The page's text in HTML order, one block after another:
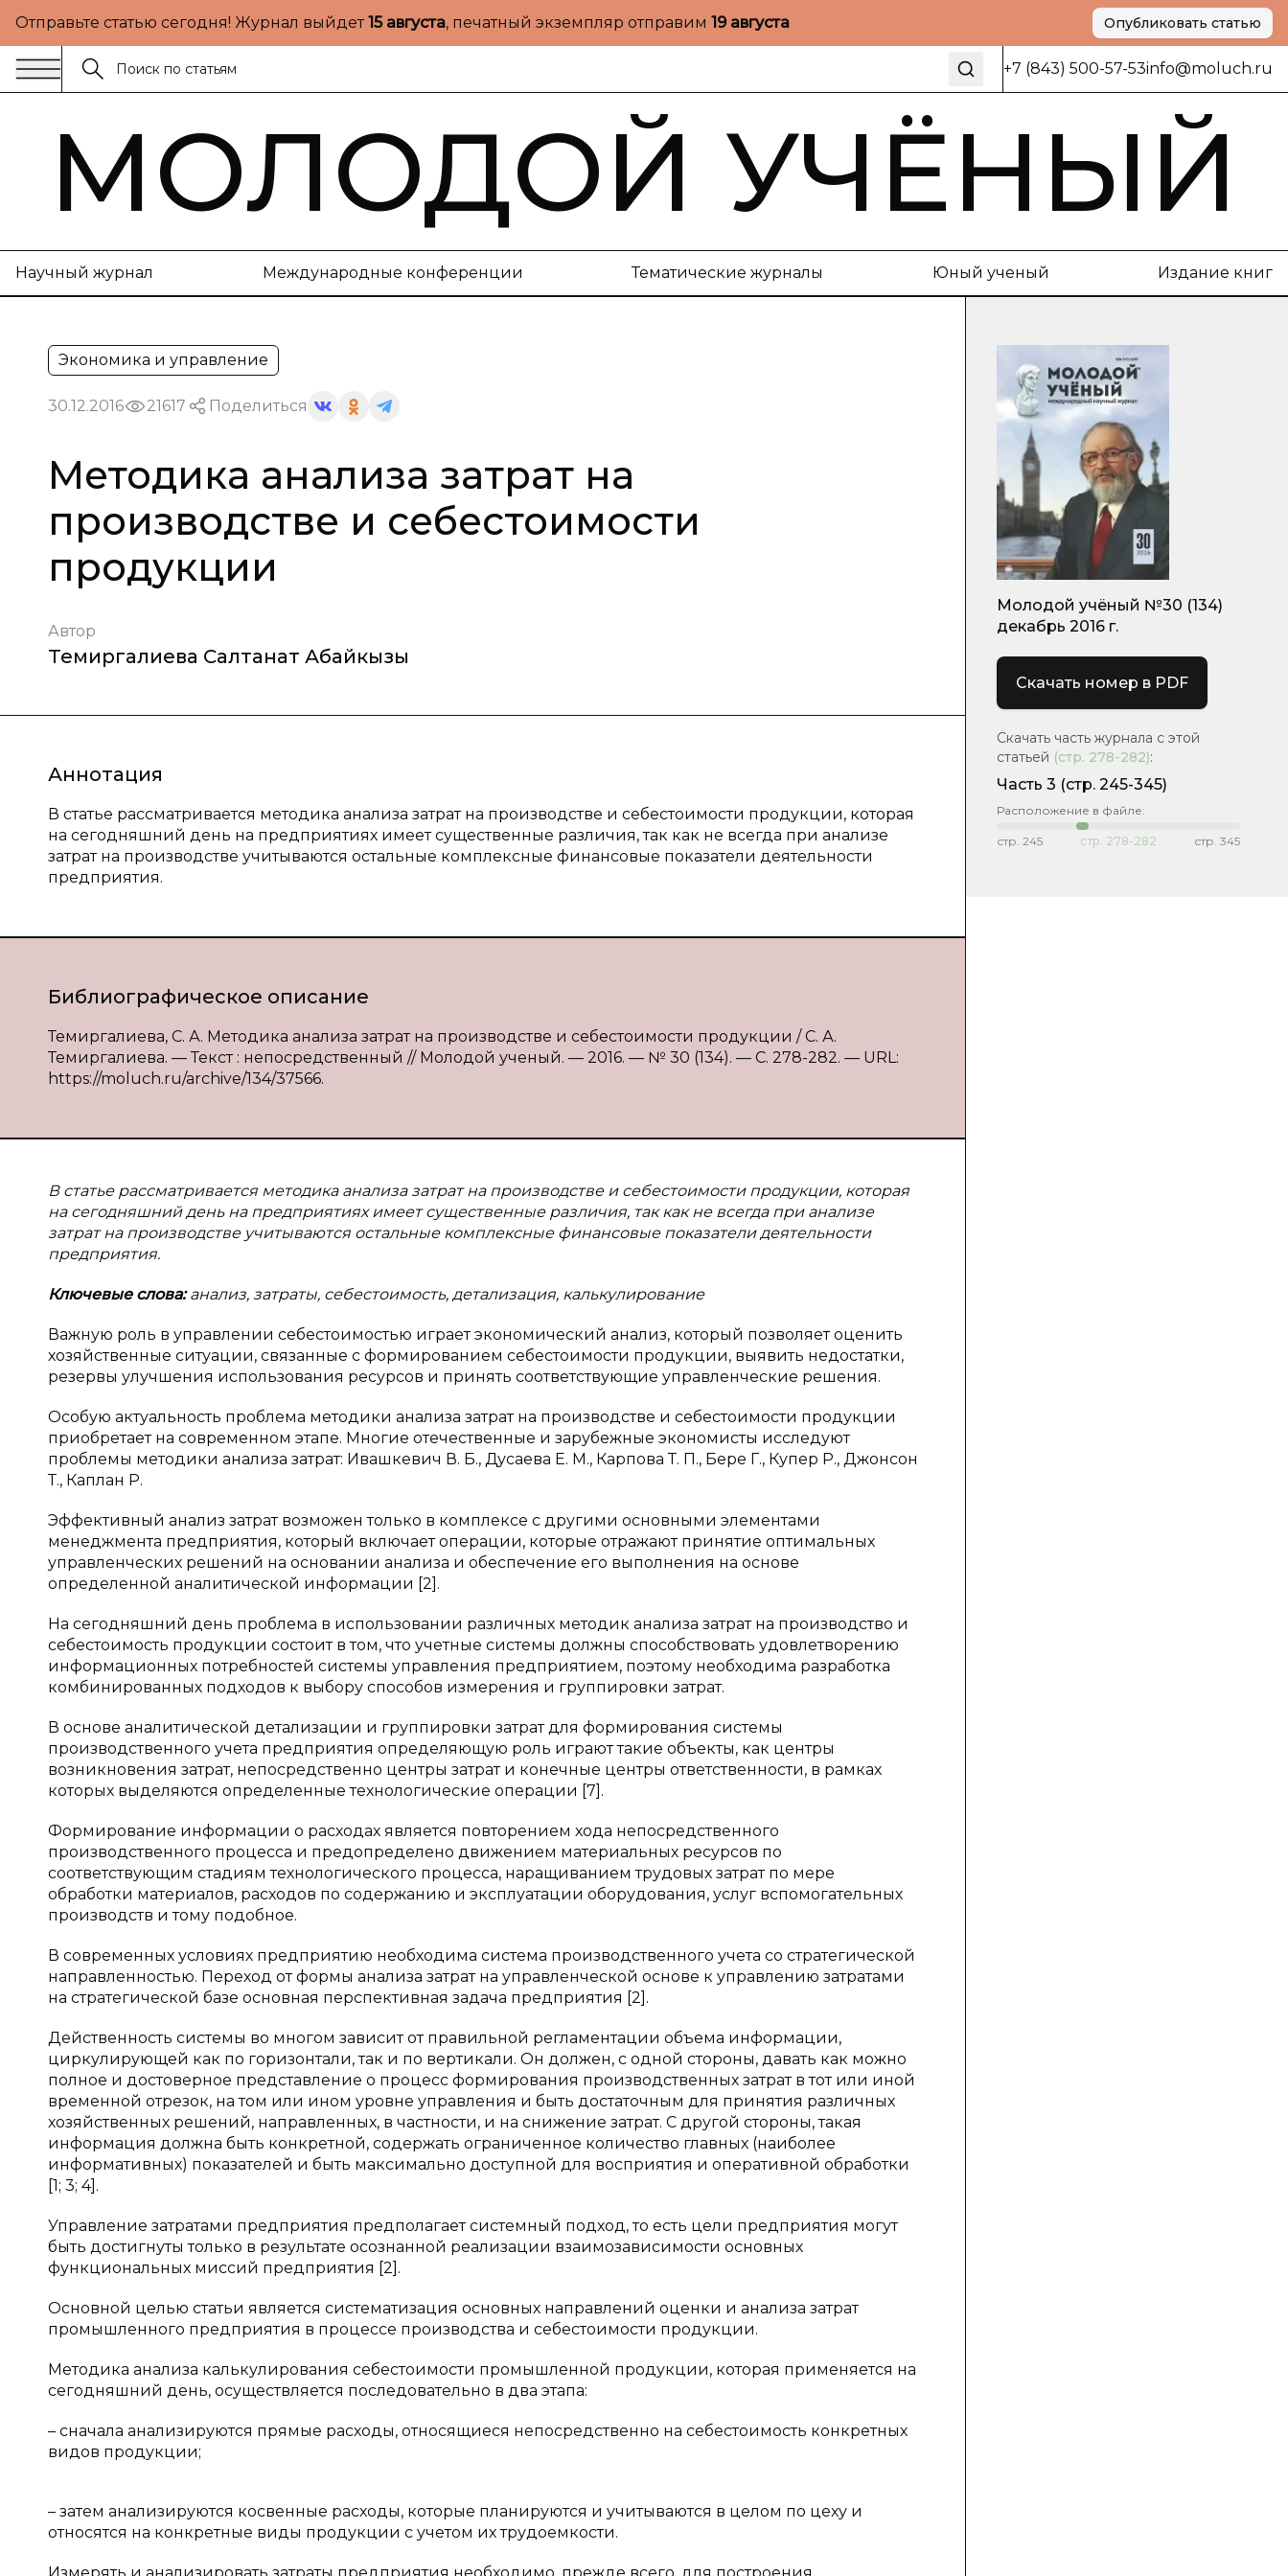
Отправьте статью сегодня! Журнал выйдет15 августа, печатный экземпляр отправим 19 августа Опубликовать статью
+7 (843) 500-57-53info@moluch.ru
МОЛОДОЙ УЧЁНЫЙ
Научный журнал Международные конференции Тематические журналы Юный ученый Издание книг
Экономика и управление
30.12.2016 21617 Поделиться
Методика анализа затрат на
производстве и себестоимости
продукции
Автор
Темиргалиева Салтанат Абайкызы
Аннотация
В статье рассматривается методика анализа затрат на производстве и себестоимости продукции, которая
на сегодняшний день на предприятиях имеет существенные различия, так как не всегда при анализе
затрат на производстве учитываются остальные комплексные финансовые показатели деятельности
предприятия.
Библиографическое описание
Темиргалиева, С. А. Методика анализа затрат на производстве и себестоимости продукции / С. А.
Темиргалиева. — Текст : непосредственный // Молодой ученый. — 2016. — № 30 (134). — С. 278-282. — URL:
https://moluch.ru/archive/134/37566.
В статье рассматривается методика анализа затрат на производстве и себестоимости продукции, которая
на сегодняшний день на предприятиях имеет существенные различия, так как не всегда при анализе
затрат на производстве учитываются остальные комплексные финансовые показатели деятельности
предприятия.
Ключевые слова:анализ, затраты, себестоимость, детализация, калькулирование
Важную роль в управлении себестоимостью играет экономический анализ, который позволяет оценить
хозяйственные ситуации, связанные с формированием себестоимости продукции, выявить недостатки,
резервы улучшения использования ресурсов и принять соответствующие управленческие решения.
Особую актуальность проблема методики анализа затрат на производстве и себестоимости продукции
приобретает на современном этапе. Многие отечественные и зарубежные экономисты исследуют
проблемы методики анализа затрат: Ивашкевич В. Б., Дусаева Е. М., Карпова Т. П., Бере Г., Купер Р., Джонсон
Т., Каплан Р.
Эффективный анализ затрат возможен только в комплексе с другими основными элементами
менеджмента предприятия, который включает операции, которые отражают принятие оптимальных
управленческих решений на основании анализа и обеспечение его выполнения на основе
определенной аналитической информации [2].
На сегодняшний день проблема в использовании различных методик анализа затрат на производство и
себестоимость продукции состоит в том, что учетные системы должны способствовать удовлетворению
информационных потребностей системы управления предприятием, поэтому необходима разработка
комбинированных подходов к выбору способов измерения и группировки затрат.
В основе аналитической детализации и группировки затрат для формирования системы
производственного учета предприятия определяющую роль играют такие объекты, как центры
возникновения затрат, непосредственно центры затрат и конечные центры ответственности, в рамках
которых выделяются определенные технологические операции [7].
Формирование информации о расходах является повторением хода непосредственного
производственного процесса и предопределено движением материальных ресурсов по
соответствующим стадиям технологического процесса, наращиванием трудовых затрат по мере
обработки материалов, расходов по содержанию и эксплуатации оборудования, услуг вспомогательных
производств и тому подобное.
В современных условиях предприятию необходима система производственного учета со стратегической
направленностью. Переход от формы анализа затрат на управленческой основе к управлению затратами
на стратегической базе основная перспективная задача предприятия [2].
Действенность системы во многом зависит от правильной регламентации объема информации,
циркулирующей как по горизонтали, так и по вертикали. Он должен, с одной стороны, давать как можно
полное и достоверное представление о процесс формирования производственных затрат в тот или иной
временной отрезок, на том или ином уровне управления и быть достаточным для принятия различных
хозяйственных решений, направленных, в частности, и на снижение затрат. С другой стороны, такая
информация должна быть конкретной, содержать ограниченное количество главных (наиболее
информативных) показателей и быть максимально доступной для восприятия и оперативной обработки
[1; 3; 4].
Управление затратами предприятия предполагает системный подход, то есть цели предприятия могут
быть достигнуты только в результате осознанной реализации взаимозависимости основных
функциональных миссий предприятия [2].
Основной целью статьи является систематизация основных направлений оценки и анализа затрат
промышленного предприятия в процессе производства и себестоимости продукции.
Методика анализа калькулирования себестоимости промышленной продукции, которая применяется на
сегодняшний день, осуществляется последовательно в два этапа:
– сначала анализируются прямые расходы, относящиеся непосредственно на себестоимость конкретных
видов продукции;
– затем анализируются косвенные расходы, которые планируются и учитываются в целом по цеху и
относятся на конкретные виды продукции с учетом их трудоемкости.
Молодой учёный №30 (134)
декабрь 2016 г.
Скачать номер в PDF
Скачать часть журнала с этой
статьей (стр. 278-282):
Часть 3 (cтр. 245-345)
Расположение в файле:
стр. 245 стр. 278-282 стр. 345